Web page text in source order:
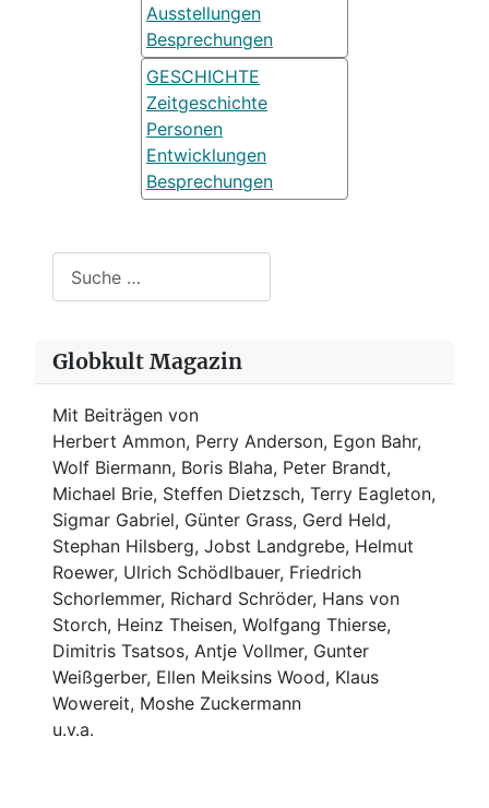
Ausstellungen
Besprechungen
GESCHICHTE
Zeitgeschichte
Personen
Entwicklungen
Besprechungen
Globkult Magazin
Mit Beiträgen von
Herbert Ammon, Perry Anderson, Egon Bahr,
Wolf Biermann, Boris Blaha, Peter Brandt,
Michael Brie, Steffen Dietzsch, Terry Eagleton,
Sigmar Gabriel, Günter Grass, Gerd Held,
Stephan Hilsberg, Jobst Landgrebe, Helmut
Roewer, Ulrich Schödlbauer, Friedrich
Schorlemmer, Richard Schröder, Hans von
Storch, Heinz Theisen, Wolfgang Thierse,
Dimitris Tsatsos, Antje Vollmer, Gunter
Weißgerber, Ellen Meiksins Wood, Klaus
Wowereit, Moshe Zuckermann
u.v.a.